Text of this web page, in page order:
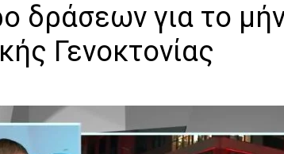
δράσεων για το
Γενοκτονίας